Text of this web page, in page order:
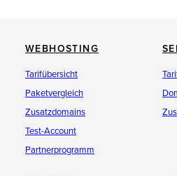
WEBHOSTING
Tarifübersicht
Paketvergleich
Zusatzdomains
Test-Account
Partnerprogramm